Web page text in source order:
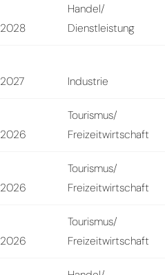
2028
Handel/
Dienstleistung
2027 Industrie
2026
Tourismus/
Freizeitwirtschaft
2026
Tourismus/
Freizeitwirtschaft
2026
Tourismus/
Freizeitwirtschaft